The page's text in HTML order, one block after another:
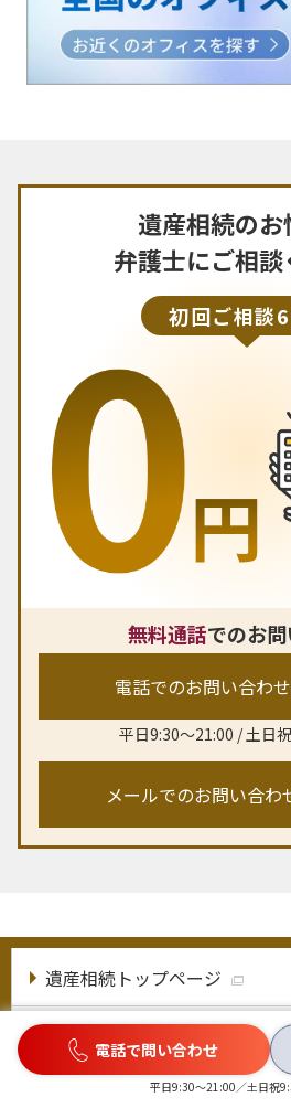
遺産相続のお
弁護士にご相
初回ご相談
無料通話でのお
電話でのお問い合わ
平日9:30〜21:00 / 土日
メールでのお問い合わ
遺産相続トップページ
弁護士に依頼するメリット
べリーベストの強み
電話で問い合わせ
平日9:30〜21:00／土日祝